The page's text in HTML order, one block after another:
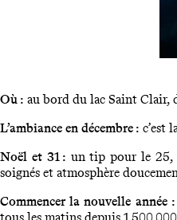
Où : au bord du lac Saint
L’ambiance en décembre : c’est
Noël et 31 : un tip pour le 25,
soignés et atmosphère
Commencer la nouvelle année :